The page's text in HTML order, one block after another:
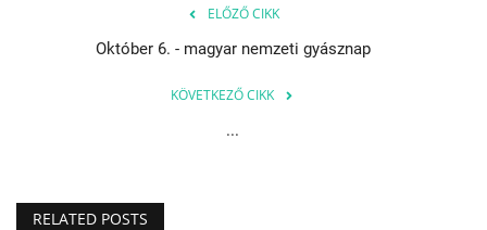
ELŐZŐ CIKK
Október 6. - magyar nemzeti gyásznap
KÖVETKEZŐ CIKK
...
RELATED POSTS